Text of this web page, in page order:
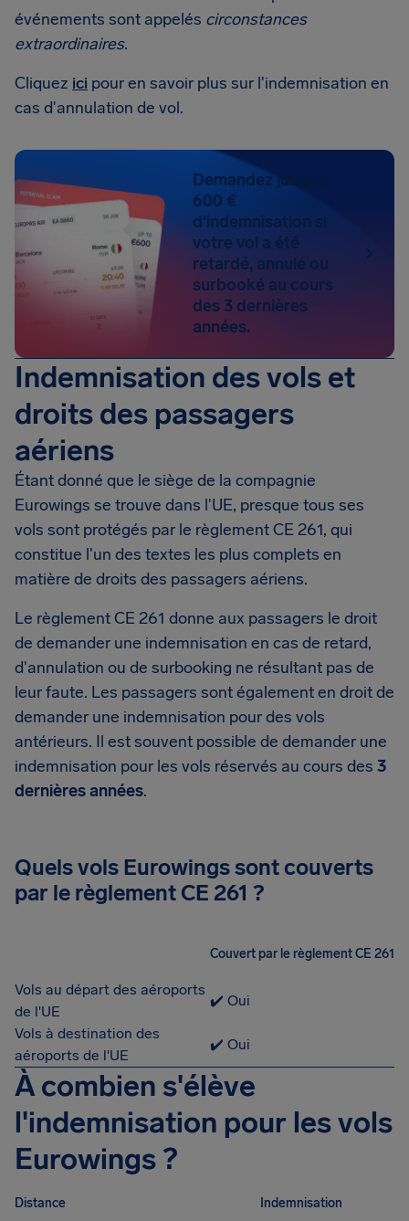
événements sont appelés circonstances
extraordinaires.
Cliquez ici pour en savoir plus sur l'indemnisation en
cas d'annulation de vol.
Demandez jusqu'à
600 €
d'indemnisation si
votre vol a été
retardé, annulé ou
surbooké au cours
des 3 dernières
années.
Indemnisation des vols et
droits des passagers
aériens
Étant donné que le siège de la compagnie
Eurowings se trouve dans l'UE, presque tous ses
vols sont protégés par le règlement CE 261, qui
constitue l'un des textes les plus complets en
matière de droits des passagers aériens.
Le règlement CE 261 donne aux passagers le droit
de demander une indemnisation en cas de retard,
d'annulation ou de surbooking ne résultant pas de
leur faute. Les passagers sont également en droit de
demander une indemnisation pour des vols
antérieurs. Il est souvent possible de demander une
indemnisation pour les vols réservés au cours des 3
dernières années.
Quels vols Eurowings sont couverts
par le règlement CE 261 ?
Couvert par le règlement CE 261
Vols au départ des aéroports
de l'UE
✔️ Oui
Vols à destination des
aéroports de l'UE
✔️ Oui
À combien s'élève
l'indemnisation pour les vols
Eurowings ?
Distance Indemnisation